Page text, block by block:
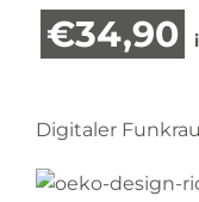
€34,90
Digitaler